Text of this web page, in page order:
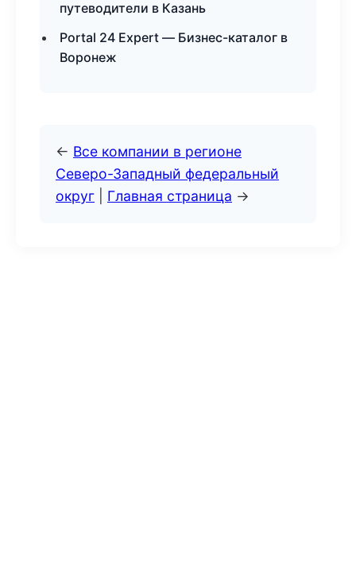
путеводители в Казань
Portal 24 Expert — Бизнес-каталог в
Воронеж
← Все компании в регионе
Северо-Западный федеральный
округ
Главная страница →